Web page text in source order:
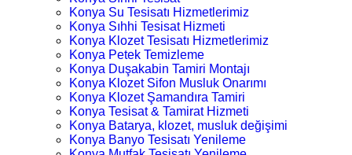
Konya Su Tesisatı Hizmetlerimiz
Konya Sıhhi Tesisat Hizmeti
Konya Klozet Tesisatı Hizmetlerimiz
Konya Petek Temizleme
Konya Duşakabin Tamiri Montajı
Konya Klozet Sifon Musluk Onarımı
Konya Klozet Şamandıra Tamiri
Konya Tesisat & Tamirat Hizmeti
Konya Batarya, klozet, musluk değişimi
Konya Banyo Tesisatı Yenileme